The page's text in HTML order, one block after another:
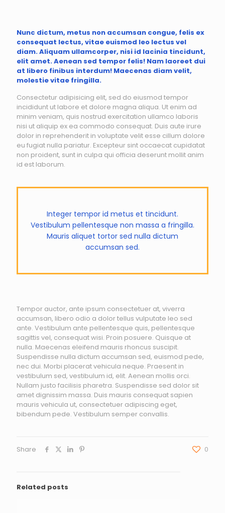
Nunc dictum, metus non accumsan congue, felis ex
consequat lectus, vitae euismod leo lectus vel
diam. Aliquam ullamcorper, nisi id lacinia tincidunt,
elit amet. Aenean sed tempor felis! Nam laoreet dui
at libero finibus interdum! Maecenas diam velit,
molestie vitae fringilla.
Consectetur adipisicing elit, sed do eiusmod tempor
incididunt ut labore et dolore magna aliqua. Ut enim ad
minim veniam, quis nostrud exercitation ullamco laboris
nisi ut aliquip ex ea commodo consequat. Duis aute irure
dolor in reprehenderit in voluptate velit esse cillum dolore
eu fugiat nulla pariatur. Excepteur sint occaecat cupidatat
non proident, sunt in culpa qui officia deserunt mollit anim
id est laborum.
Integer tempor id metus et tincidunt.
Vestibulum pellentesque non massa a fringilla.
Mauris aliquet tortor sed nulla dictum
accumsan sed.
Tempor auctor, ante ipsum consectetuer at, viverra
accumsan, libero odio a dolor tellus vulputate leo sed
ante. Vestibulum ante pellentesque quis, pellentesque
sagittis vel, consequat wisi. Proin posuere. Quisque at
nulla. Maecenas eleifend mauris rhoncus suscipit.
Suspendisse nulla dictum accumsan sed, euismod pede,
nec dui. Morbi placerat vehicula neque. Praesent in
vestibulum sed, vestibulum id, elit. Aenean mollis orci.
Nullam justo facilisis pharetra. Suspendisse sed dolor sit
amet dignissim massa. Duis mauris consequat sapien
mauris vehicula ut, consectetuer adipiscing eget,
bibendum pede. Vestibulum semper convallis.
Share 0
Related posts